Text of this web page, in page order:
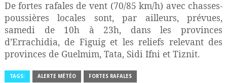
De fortes rafales de vent (70/85 km/h) avec chasses-
poussières locales sont, par ailleurs, prévues,
samedi de 10h à 23h, dans les provinces
d’Errachidia, de Figuig et les reliefs relevant des
provinces de Guelmim, Tata, Sidi Ifni et Tiznit.
TAGS: ALERTE MÉTÉO FORTES RAFALES